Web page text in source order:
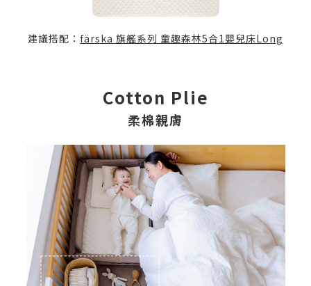
建議搭配： färska 旗艦系列 童趣森林5合1嬰兒床Long
Cotton Plie
柔棉親膚